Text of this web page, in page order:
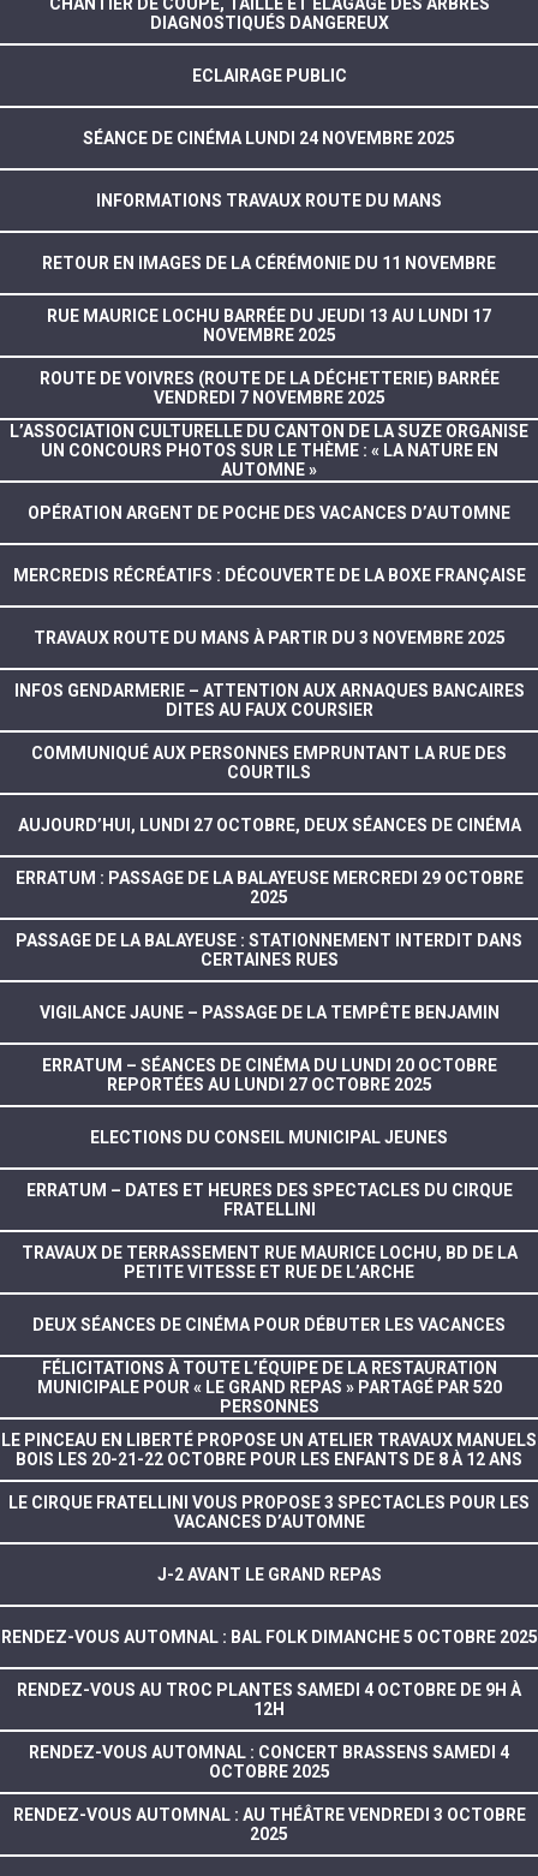
CHANTIER DE COUPE, TAILLE ET ÉLAGAGE DES ARBRES
DIAGNOSTIQUÉS DANGEREUX
ECLAIRAGE PUBLIC
SÉANCE DE CINÉMA LUNDI 24 NOVEMBRE 2025
INFORMATIONS TRAVAUX ROUTE DU MANS
RETOUR EN IMAGES DE LA CÉRÉMONIE DU 11 NOVEMBRE
RUE MAURICE LOCHU BARRÉE DU JEUDI 13 AU LUNDI 17
NOVEMBRE 2025
ROUTE DE VOIVRES (ROUTE DE LA DÉCHETTERIE) BARRÉE
VENDREDI 7 NOVEMBRE 2025
L’ASSOCIATION CULTURELLE DU CANTON DE LA SUZE ORGANISE
UN CONCOURS PHOTOS SUR LE THÈME : « LA NATURE EN
AUTOMNE »
OPÉRATION ARGENT DE POCHE DES VACANCES D’AUTOMNE
MERCREDIS RÉCRÉATIFS : DÉCOUVERTE DE LA BOXE FRANÇAISE
TRAVAUX ROUTE DU MANS À PARTIR DU 3 NOVEMBRE 2025
INFOS GENDARMERIE – ATTENTION AUX ARNAQUES BANCAIRES
DITES AU FAUX COURSIER
COMMUNIQUÉ AUX PERSONNES EMPRUNTANT LA RUE DES
COURTILS
AUJOURD’HUI, LUNDI 27 OCTOBRE, DEUX SÉANCES DE CINÉMA
ERRATUM : PASSAGE DE LA BALAYEUSE MERCREDI 29 OCTOBRE
2025
PASSAGE DE LA BALAYEUSE : STATIONNEMENT INTERDIT DANS
CERTAINES RUES
VIGILANCE JAUNE – PASSAGE DE LA TEMPÊTE BENJAMIN
ERRATUM – SÉANCES DE CINÉMA DU LUNDI 20 OCTOBRE
REPORTÉES AU LUNDI 27 OCTOBRE 2025
ELECTIONS DU CONSEIL MUNICIPAL JEUNES
ERRATUM – DATES ET HEURES DES SPECTACLES DU CIRQUE
FRATELLINI
TRAVAUX DE TERRASSEMENT RUE MAURICE LOCHU, BD DE LA
PETITE VITESSE ET RUE DE L’ARCHE
DEUX SÉANCES DE CINÉMA POUR DÉBUTER LES VACANCES
FÉLICITATIONS À TOUTE L’ÉQUIPE DE LA RESTAURATION
MUNICIPALE POUR « LE GRAND REPAS » PARTAGÉ PAR 520
PERSONNES
LE PINCEAU EN LIBERTÉ PROPOSE UN ATELIER TRAVAUX MANUELS
BOIS LES 20-21-22 OCTOBRE POUR LES ENFANTS DE 8 À 12 ANS
LE CIRQUE FRATELLINI VOUS PROPOSE 3 SPECTACLES POUR LES
VACANCES D’AUTOMNE
J-2 AVANT LE GRAND REPAS
RENDEZ-VOUS AUTOMNAL : BAL FOLK DIMANCHE 5 OCTOBRE 2025
RENDEZ-VOUS AU TROC PLANTES SAMEDI 4 OCTOBRE DE 9H À
12H
RENDEZ-VOUS AUTOMNAL : CONCERT BRASSENS SAMEDI 4
OCTOBRE 2025
RENDEZ-VOUS AUTOMNAL : AU THÉÂTRE VENDREDI 3 OCTOBRE
2025